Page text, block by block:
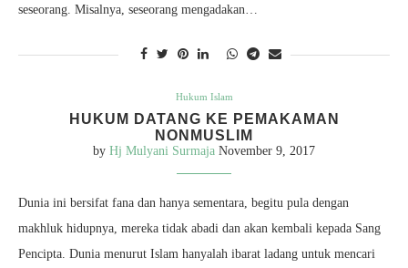
seseorang. Misalnya, seseorang mengadakan…
Hukum Islam
HUKUM DATANG KE PEMAKAMAN
NONMUSLIM
by Hj Mulyani Surmaja November 9, 2017
Dunia ini bersifat fana dan hanya sementara, begitu pula dengan
makhluk hidupnya, mereka tidak abadi dan akan kembali kepada Sang
Pencipta. Dunia menurut Islam hanyalah ibarat ladang untuk mencari